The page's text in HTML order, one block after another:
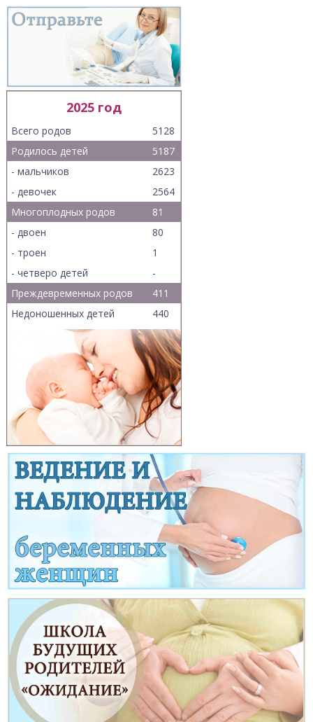
2025 год
Всего родов
5128
Родилось детей
5187
- мальчиков
2623
- девочек
2564
Многоплодных родов
81
- двоен
80
- троен
1
- четверо детей
-
Преждевременных родов
411
Недоношенных детей
440